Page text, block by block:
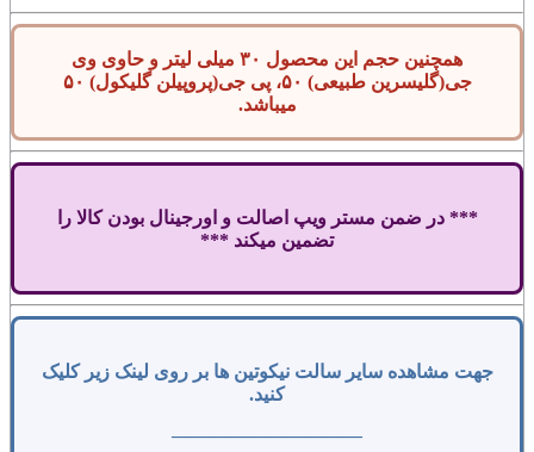
همچنین حجم این محصول ۳۰ میلی لیتر و حاوی وی
جی(گلیسرین طبیعی) ۵۰، پی جی(پروپیلن گلیکول) ۵۰
میباشد.
*** در ضمن مستر ویپ اصالت و اورجینال بودن کالا را
تضمین میکند ***
جهت مشاهده سایر سالت نیکوتین ها بر روی لینک زیر کلیک
کنید.
——————————